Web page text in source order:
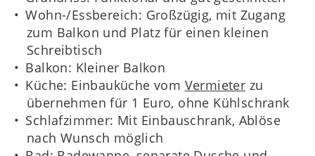
Wohn-/Essbereich: Großzügig, mit Zugang
zum Balkon und Platz für einen kleinen
Schreibtisch
Balkon: Kleiner Balkon
Küche: Einbauküche vom Vermieter zu
übernehmen für 1 Euro, ohne Kühlschrank
Schlafzimmer: Mit Einbauschrank, Ablöse
nach Wunsch möglich